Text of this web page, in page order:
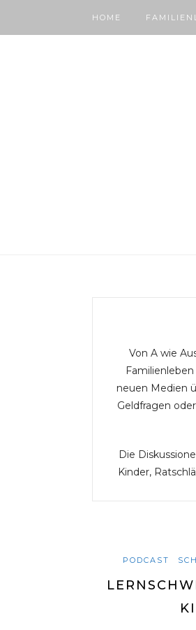
HOME
Von A wie
neuen Medien
Geldfragen
Die
Kinder,
PODCAST